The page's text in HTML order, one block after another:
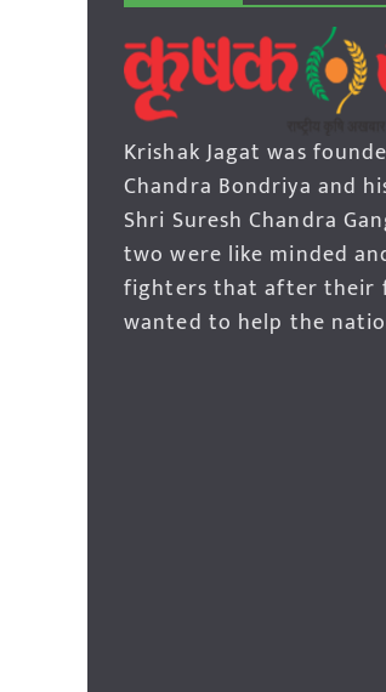
Krishak Jagat was
Chandra Bondriya and
Shri Suresh Chandra
two were like minded
fighters that after their
wanted to help the